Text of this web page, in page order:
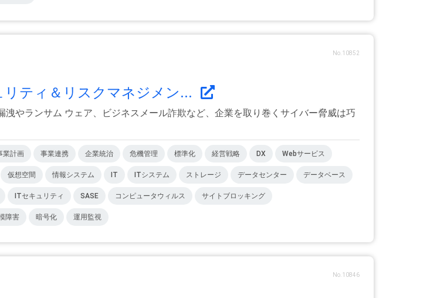
No.10852
ティ＆リスクマネジメン...
やランサム ウェア、ビジネスメール詐欺など、企業を取り巻くサイバー脅威は巧
業計画 事業連携 企業統治 危機管理 標準化 経営戦略 DX Webサービス
仮想空間 情報システム IT ITシステム ストレージ データセンター データベース
ITセキュリティ SASE コンピュータウィルス サイトブロッキング
障害 暗号化 運用監視
No.10846